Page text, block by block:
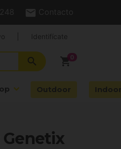
Contacto
shopping_cart
search
Outdoor
Identifícate